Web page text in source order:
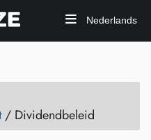
Nederlands
/ Dividendbeleid